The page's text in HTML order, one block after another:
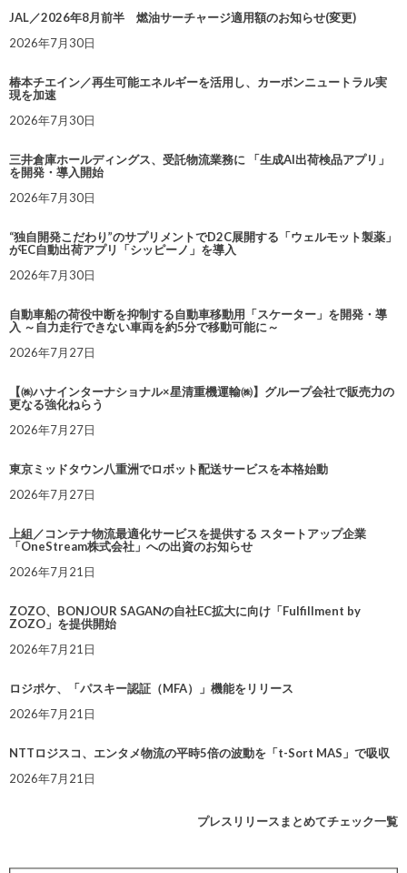
JAL／2026年8月前半 燃油サーチャージ適用額のお知らせ(変更)
2026年7月30日
椿本チエイン／再生可能エネルギーを活用し、カーボンニュートラル実
現を加速
2026年7月30日
三井倉庫ホールディングス、受託物流業務に 「生成AI出荷検品アプリ」
を開発・導入開始
2026年7月30日
“独自開発こだわり”のサプリメントでD2C展開する「ウェルモット製薬」
がEC自動出荷アプリ「シッピーノ」を導入
2026年7月30日
自動車船の荷役中断を抑制する自動車移動用「スケーター」を開発・導
入 ～自力走行できない車両を約5分で移動可能に～
2026年7月27日
【㈱ハナインターナショナル×星清重機運輸㈱】グループ会社で販売力の
更なる強化ねらう
2026年7月27日
東京ミッドタウン八重洲でロボット配送サービスを本格始動
2026年7月27日
上組／コンテナ物流最適化サービスを提供する スタートアップ企業
「OneStream株式会社」への出資のお知らせ
2026年7月21日
ZOZO、BONJOUR SAGANの自社EC拡大に向け「Fulfillment by
ZOZO」を提供開始
2026年7月21日
ロジポケ、「パスキー認証（MFA）」機能をリリース
2026年7月21日
NTTロジスコ、エンタメ物流の平時5倍の波動を「t-Sort MAS」で吸収
2026年7月21日
プレスリリースまとめてチェック一覧